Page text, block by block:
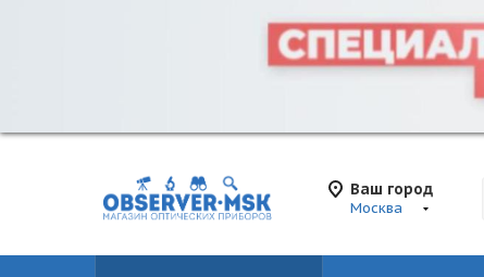
Ваш город
Москва